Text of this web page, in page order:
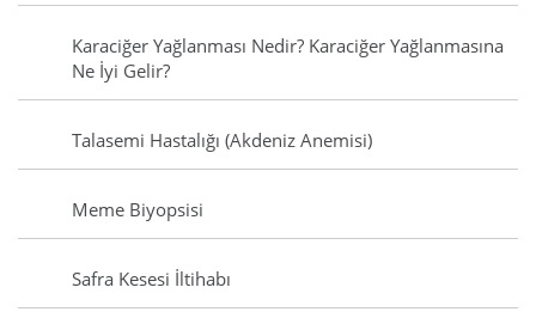
Karaciğer Yağlanması Nedir? Karaciğer Yağlanmasına
Ne İyi Gelir?
Talasemi Hastalığı (Akdeniz Anemisi)
Meme Biyopsisi
Safra Kesesi İltihabı